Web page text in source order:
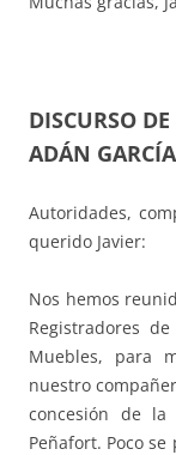
DISCURSO
ADÁN
Autoridades,
querido Javier:
Nos hemos
Registradores
Muebles, para
nuestro
concesión de
Peñafort. Poco